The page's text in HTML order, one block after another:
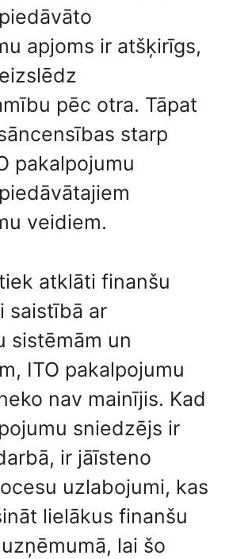
apjoms ir atšķirīgs,
pēc otra. Tāpat
starp
pakalpojumu
veidiem.
atklāti finanšu
saistībā ar
sistēmām un
ITO pakalpojumu
nav mainījis. Kad
sniedzējs ir
ir jāīsteno
uzlabojumi, kas
lielākus finanšu
lai šo